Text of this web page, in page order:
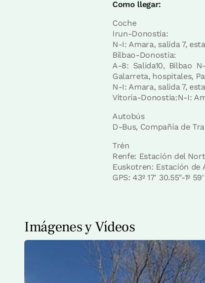
Como llegar:
Coche
Irun-Donostia:
N-I: Amara, salida 7,
Bilbao-Donostia:
A-8: Salida10, Bilbao
Galarreta, hospitales,
N-I: Amara, salida 7,
Vitoria-Donostia:N-I:
Autobús
D-Bus, Compañía de
Trén
Renfe: Estación del
Euskotren: Estación de
GPS: 43º 17' 30.55"-1º
Imágenes y Vídeos